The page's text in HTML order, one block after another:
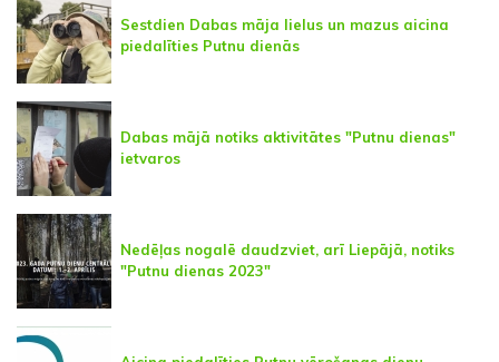
Sestdien Dabas māja lielus un mazus aicina
piedalīties Putnu dienās
Dabas mājā notiks aktivitātes "Putnu dienas"
ietvaros
Nedēļas nogalē daudzviet, arī Liepājā, notiks
"Putnu dienas 2023"